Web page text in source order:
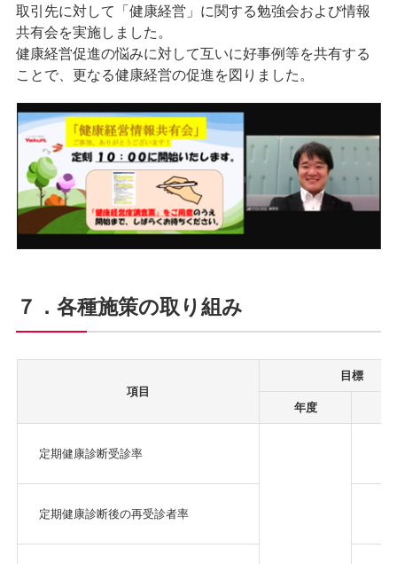
取引先に対して「健康経営」に関する勉強会および情報
共有会を実施しました。
健康経営促進の悩みに対して互いに好事例等を共有する
ことで、更なる健康経営の促進を図りました。
７．各種施策の取り組み
項目
目標
年度
定期健康診断受診率
定期健康診断後の再受診者率